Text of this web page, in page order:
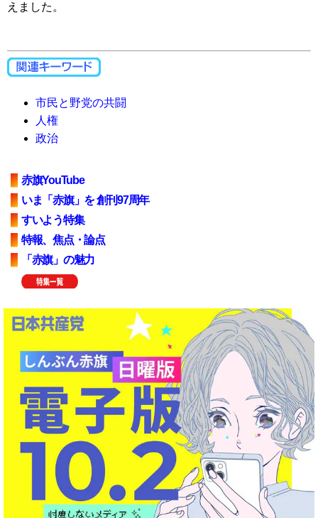
えました。
市民と野党の共闘
人権
政治
赤旗YouTube
いま「赤旗」を 創刊97周年
すいよう特集
特報、焦点・論点
「赤旗」の魅力